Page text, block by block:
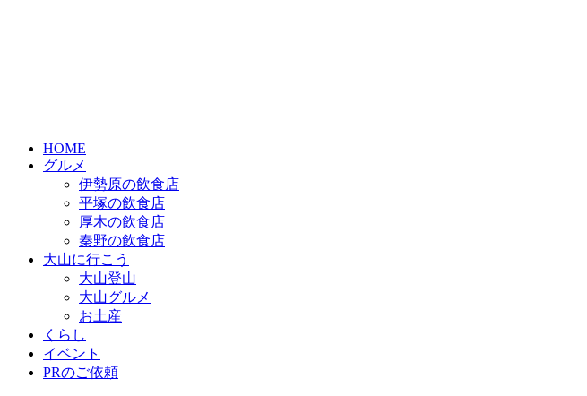
HOME
グルメ
伊勢原の飲食店
平塚の飲食店
厚木の飲食店
秦野の飲食店
大山に行こう
大山登山
大山グルメ
お土産
くらし
イベント
PRのご依頼